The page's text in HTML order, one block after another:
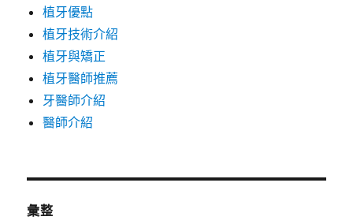
植牙優點
植牙技術介紹
植牙與矯正
植牙醫師推薦
牙醫師介紹
醫師介紹
彙整